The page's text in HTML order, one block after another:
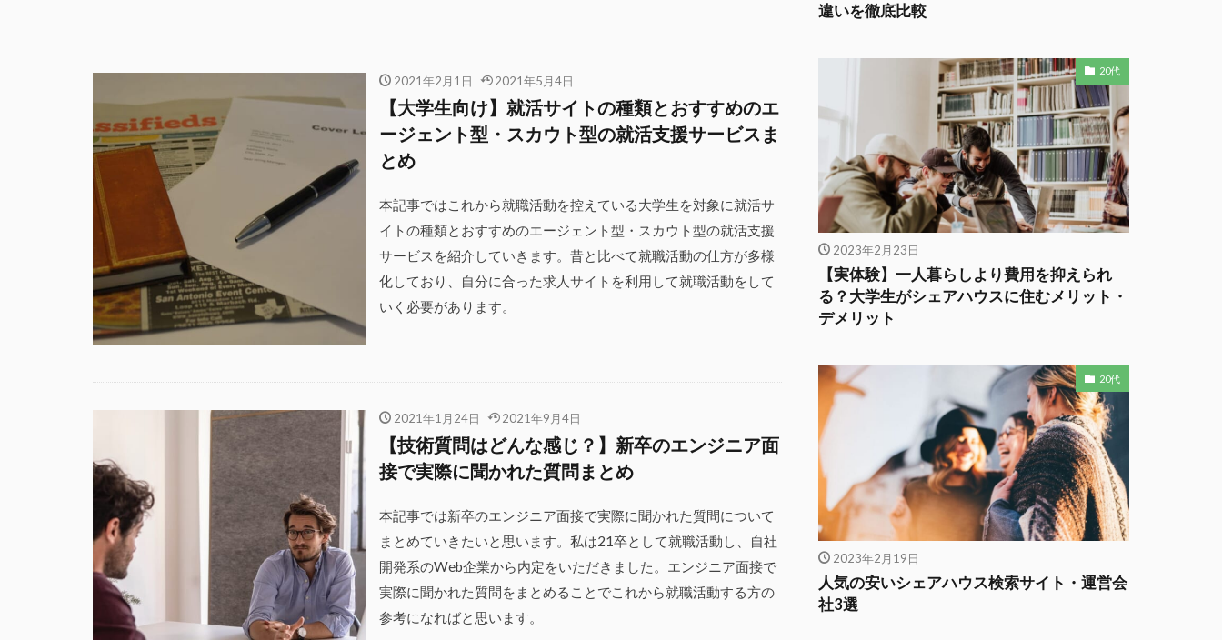
2021年2月1日 2021年5月4日
【大学生向け】就活サイトの種類とおすすめのエ
ージェント型・スカウト型の就活支援サービスま
とめ
本記事ではこれから就職活動を控えている大学生を対象に就活サ
イトの種類とおすすめのエージェント型・スカウト型の就活支援
サービスを紹介していきます。昔と比べて就職活動の仕方が多様
化しており、自分に合った求人サイトを利用して就職活動をして
いく必要があります。
2021年1月24日 2021年9月4日
【技術質問はどんな感じ？】新卒のエンジニア面
接で実際に聞かれた質問まとめ
本記事では新卒のエンジニア面接で実際に聞かれた質問について
まとめていきたいと思います。私は21卒として就職活動し、自社
開発系のWeb企業から内定をいただきました。エンジニア面接で
実際に聞かれた質問をまとめることでこれから就職活動する方の
参考になればと思います。
違いを徹底比較
20代
2023年2月23日
【実体験】一人暮らしより費用を抑えられ
る？大学生がシェアハウスに住むメリット・
デメリット
20代
2023年2月19日
人気の安いシェアハウス検索サイト・運営会
社3選